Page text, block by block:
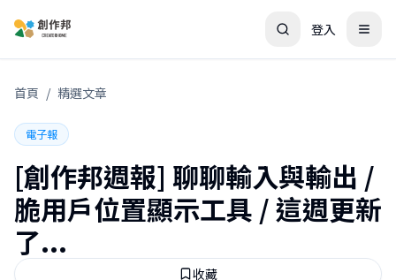
登入
首頁 / 精選文章
電子報
[創作邦週報] 聊聊輸入與輸出 /
脆用戶位置顯示工具 / 這週更新
了...
收藏